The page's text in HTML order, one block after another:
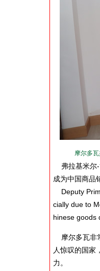
摩尔多
弗拉基米尔-
成为中国商品
Deputy
cially due to
hinese goods
摩尔多瓦非
人惊叹的国家
力。